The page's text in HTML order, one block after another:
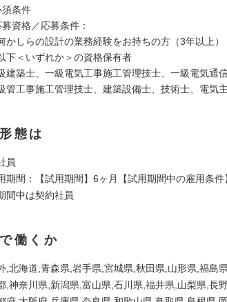
須条件
資格／応募条件：
かしらの設計の業務経験をお持ちの方（3年以上）
下＜いずれか＞の資格保有者
建築士、一級電気工事施工管理技士、一級電気通
管工事施工管理技士、建築設備士、技術士、電気
態は
員
期間：【試用期間】6ヶ月【試用期間中の雇用条
間中は契約社員
働くか
,北海道,青森県,岩手県,宮城県,秋田県,山形県,福島
,神奈川県,新潟県,富山県,石川県,福井県,山梨県,長